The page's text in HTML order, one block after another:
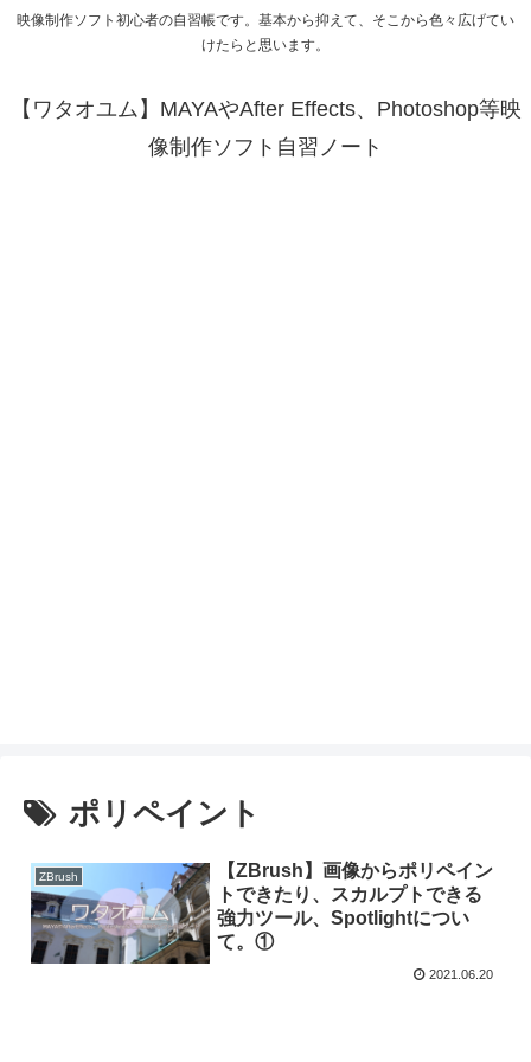
映像制作ソフト初心者の自習帳です。基本から抑えて、そこから色々広げてい
けたらと思います。
【ワタオユム】MAYAやAfter Effects、Photoshop等映
像制作ソフト自習ノート
ポリペイント
ZBrush
【ZBrush】画像からポリペイン
トできたり、スカルプトできる
強力ツール、Spotlightについ
て。①
2021.06.20